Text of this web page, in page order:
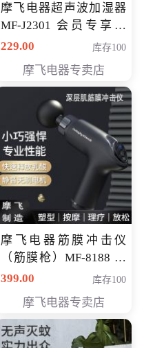
摩飞电器超声波加湿器
MF-J2301 会员专享价
168元
229.00 库存100
摩飞电器专卖店
摩飞电器筋膜冲击仪
（筋膜枪）MF-8188 会
员专享价268元
399.00 库存100
摩飞电器专卖店